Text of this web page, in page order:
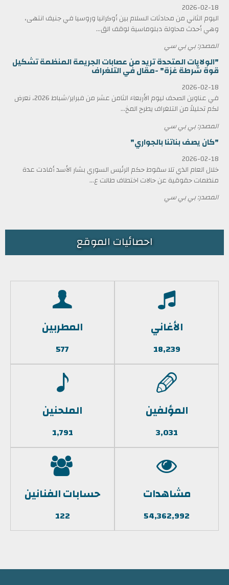
2026-02-18
اليوم الثاني من محادثات السلام بين أوكرانيا وروسيا في جنيف انتهى،
وهي أحدث محاولة دبلوماسية لوقف الق...
المصدر: بي بي سي
"الولايات المتحدة تريد من عصابات الجريمة المنظمة تشكيل
قوة شرطة غزة" -مقال في التلغراف
2026-02-18
في عناوين الصحف ليوم الأربعاء الثامن عشر من فبراير/شباط 2026، نعرض
لكم تحليلاً من التلغراف يطرح المخ...
المصدر: بي بي سي
"كان يصف بناتنا بالجواري"
2026-02-18
خلال العام الذي تلا سقوط حكم الرئيس السوري بشار الأسد أفادت عدة
منظمات حقوقية عن حالات اختطاف طالت ع...
المصدر: بي بي سي
احصائيات الموقع
الأغاني
18,239
المطربين
577
المؤلفين
3,031
الملحنين
1,791
مشاهدات
54,362,992
حسابات الفنانين
122